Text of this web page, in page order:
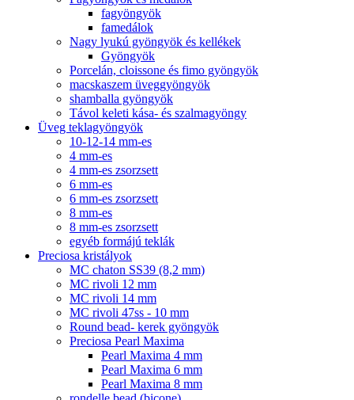
fagyöngyök
famedálok
Nagy lyukú gyöngyök és kellékek
Gyöngyök
Porcelán, cloissone és fimo gyöngyök
macskaszem üveggyöngyök
shamballa gyöngyök
Távol keleti kása- és szalmagyöngy
Üveg teklagyöngyök
10-12-14 mm-es
4 mm-es
4 mm-es zsorzsett
6 mm-es
6 mm-es zsorzsett
8 mm-es
8 mm-es zsorzsett
egyéb formájú teklák
Preciosa kristályok
MC chaton SS39 (8,2 mm)
MC rivoli 12 mm
MC rivoli 14 mm
MC rivoli 47ss - 10 mm
Round bead- kerek gyöngyök
Preciosa Pearl Maxima
Pearl Maxima 4 mm
Pearl Maxima 6 mm
Pearl Maxima 8 mm